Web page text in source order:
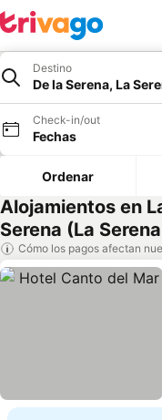
Destino
De la Serena, La
Check-in/out
Fechas
Ordenar
Alojamientos en
Serena (La
Cómo los pagos afectan